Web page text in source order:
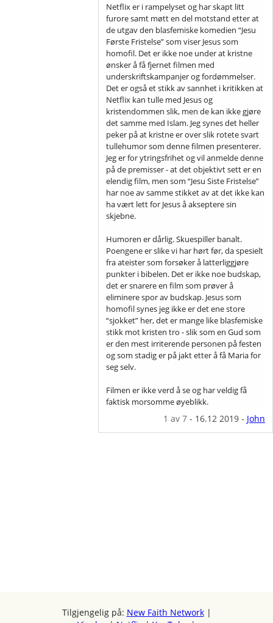
Netflix er i rampelyset og har skapt litt
furore samt møtt en del motstand etter at
de utgav den blasfemiske komedien “Jesu
Første Fristelse” som viser Jesus som
homofil. Det er ikke noe under at kristne
ønsker å få fjernet filmen med
underskriftskampanjer og fordømmelser.
Det er også et stikk av sannhet i kritikken at
Netflix kan tulle med Jesus og
kristendommen slik, men de kan ikke gjøre
det samme med Islam. Jeg synes det heller
peker på at kristne er over slik rotete svart
tullehumor som denne filmen presenterer.
Jeg er for ytringsfrihet og vil anmelde denne
på de premisser - at det objektivt sett er en
elendig film, men som “Jesu Siste Fristelse”
har noe av samme stikket av at det ikke kan
ha vært lett for Jesus å akseptere sin
skjebne.
Humoren er dårlig. Skuespiller banalt.
Poengene er slike vi har hørt før, da spesielt
fra ateister som forsøker å latterliggjøre
punkter i bibelen. Det er ikke noe budskap,
det er snarere en film som prøver å
eliminere spor av budskap. Jesus som
homofil synes jeg ikke er det ene store
“sjokket” her, det er mange like blasfemiske
stikk mot kristen tro - slik som en Gud som
er den mest irriterende personen på festen
og som stadig er på jakt etter å få Maria for
seg selv.
Filmen er ikke verd å se og har veldig få
faktisk morsomme øyeblikk.
1 av 7- 16.12 2019- John
Tilgjengelig på: New Faith Network|